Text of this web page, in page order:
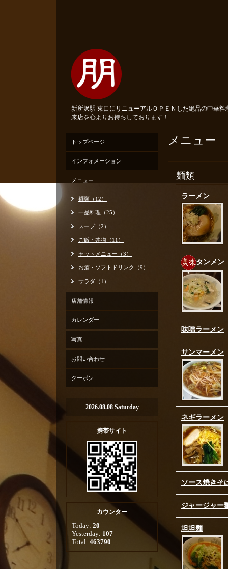
新所沢駅 東口にリニューアルＯＰＥＮした絶品の中華
来店を心よりお待ちしております！
メニュー
麺類
ラーメン
タンメン
味噌ラーメン
サンマーメン
ネギラーメン
ソース焼きそ
ジャージャー
坦坦麺
トップページ
インフォメーション
メニュー
麺類（12）
一品料理（25）
スープ（2）
ご飯・丼物（11）
セットメニュー（3）
お酒・ソフトドリンク（9）
サラダ（1）
店舗情報
カレンダー
写真
お問い合わせ
クーポン
2026.08.08 Saturday
携帯サイト
カウンター
Today: 20
Yesterday: 107
Total: 463790